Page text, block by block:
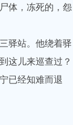
体，冻死的，怨
驿站。他绕着驿
这儿来巡查过？
已经知难而退